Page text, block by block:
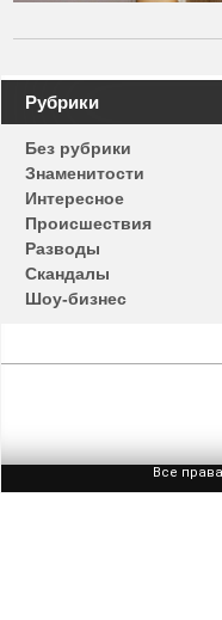
Навигация
по
записям
Рубрики
Без рубрики
Знаменитости
Интересное
Происшествия
Разводы
Скандалы
Шоу-бизнес
Все